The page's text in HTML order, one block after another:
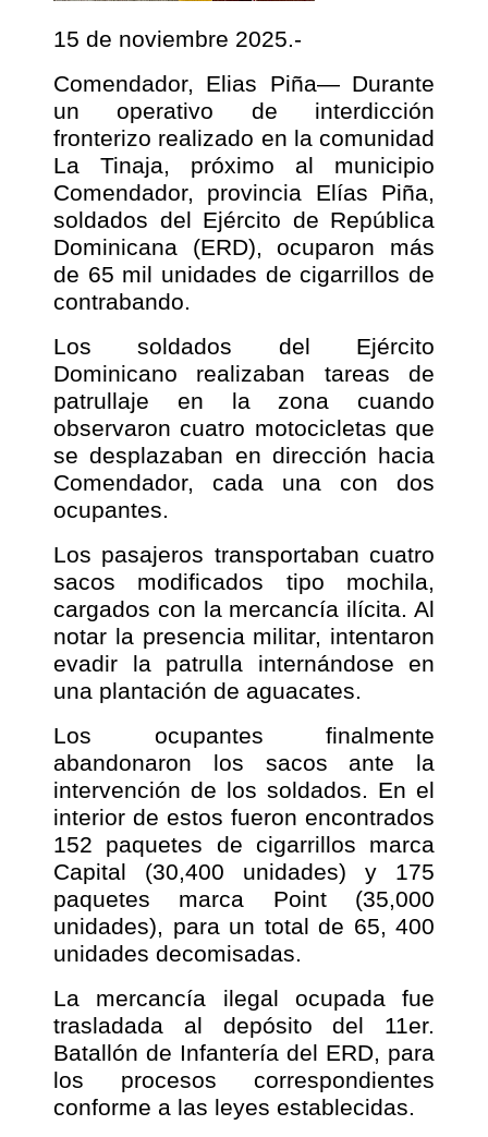
15 de noviembre 2025.-
Comendador, Elias Piña— Durante
un operativo de interdicción
fronterizo realizado en la comunidad
La Tinaja, próximo al municipio
Comendador, provincia Elías Piña,
soldados del Ejército de República
Dominicana (ERD), ocuparon más
de 65 mil unidades de cigarrillos de
contrabando.
Los soldados del Ejército
Dominicano realizaban tareas de
patrullaje en la zona cuando
observaron cuatro motocicletas que
se desplazaban en dirección hacia
Comendador, cada una con dos
ocupantes.
Los pasajeros transportaban cuatro
sacos modificados tipo mochila,
cargados con la mercancía ilícita. Al
notar la presencia militar, intentaron
evadir la patrulla internándose en
una plantación de aguacates.
Los ocupantes finalmente
abandonaron los sacos ante la
intervención de los soldados. En el
interior de estos fueron encontrados
152 paquetes de cigarrillos marca
Capital (30,400 unidades) y 175
paquetes marca Point (35,000
unidades), para un total de 65, 400
unidades decomisadas.
La mercancía ilegal ocupada fue
trasladada al depósito del 11er.
Batallón de Infantería del ERD, para
los procesos correspondientes
conforme a las leyes establecidas.